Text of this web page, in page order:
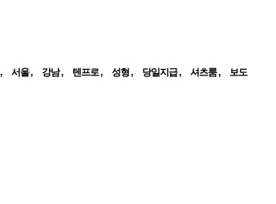
서울 강남 텐프로 성형 당일지급 셔츠룸 보도